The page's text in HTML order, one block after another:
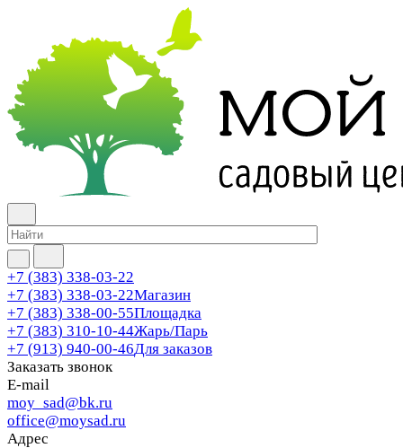
+7 (383) 338-03-22
+7 (383) 338-03-22Магазин
+7 (383) 338-00-55Площадка
+7 (383) 310-10-44Жарь/Парь
+7 (913) 940-00-46Для заказов
Заказать звонок
E-mail
moy_sad@bk.ru
office@moysad.ru
Адрес